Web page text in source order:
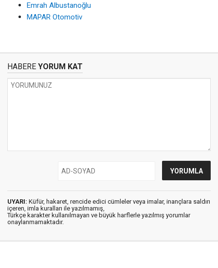
Emrah Albustanoğlu
MAPAR Otomotiv
HABERE YORUM KAT
UYARI: Küfür, hakaret, rencide edici cümleler veya imalar, inançlara saldırı
içeren, imla kuralları ile yazılmamış,
Türkçe karakter kullanılmayan ve büyük harflerle yazılmış yorumlar
onaylanmamaktadır.